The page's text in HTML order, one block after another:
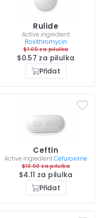
Rulide
Active ingredient
Roxithromycin
$1.00 za pilulka
$0.57 za pilulka
Přidat
Ceftin
Active ingredientCefuroxime
$13.00 za pilulka
$4.11 za pilulka
Přidat